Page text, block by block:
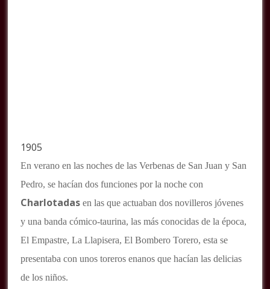
1905
En verano en las noches de las Verbenas de San Juan y San
Pedro, se hacían dos funciones por la noche con
Charlotadas en las que actuaban dos novilleros jóvenes
y una banda cómico-taurina, las más conocidas de la época,
El Empastre, La Llapisera, El Bombero Torero, esta se
presentaba con unos toreros enanos que hacían las delicias
de los niños.